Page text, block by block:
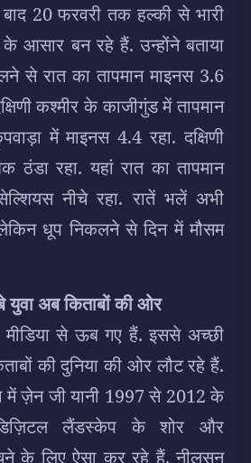
बाद 20 फरवरी तक हल्की से भारी
के आसार बन रहे हैं. उन्होंने बताया
से रात का तापमान माइनस 3.6
कश्मीर के काजीगुंड में तापमान
में माइनस 4.4 रहा. दक्षिणी
ठंडा रहा. यहां रात का तापमान
नीचे रहा. रातें भलें अभी
धूप निकलने से दिन में मौसम
युवा अब किताबों की ओर
से ऊब गए हैं. इससे अच्छी
की दुनिया की ओर लौट रहे हैं.
में ज़ेन जी यानी 1997 से 2012 के
लैंडस्केप के शोर और
के लिए ऐसा कर रहे हैं. नीलसन